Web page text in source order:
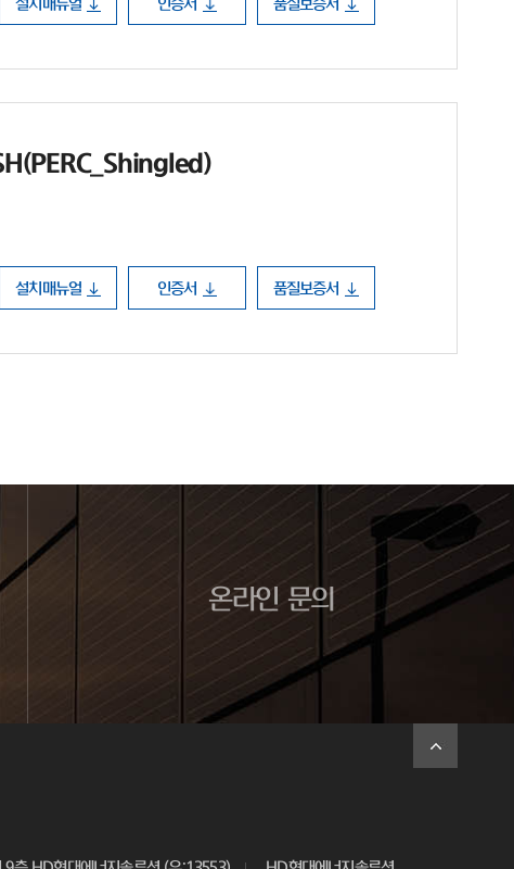
설치매뉴얼 인증서 품질보증서
설치매뉴얼 인증서 품질보증서
온라인 문의